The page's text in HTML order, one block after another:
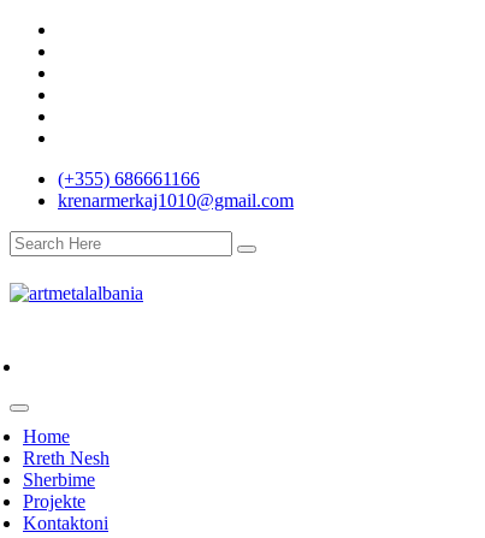
(+355) 686661166
krenarmerkaj1010@gmail.com
Home
Rreth Nesh
Sherbime
Projekte
Kontaktoni